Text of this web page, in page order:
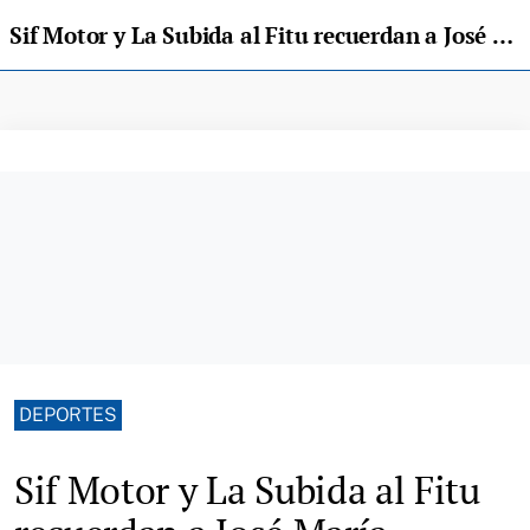
Sif Motor y La Subida al Fitu recuerdan a José María Martínez-Noriega
DEPORTES
Sif Motor y La Subida al Fitu